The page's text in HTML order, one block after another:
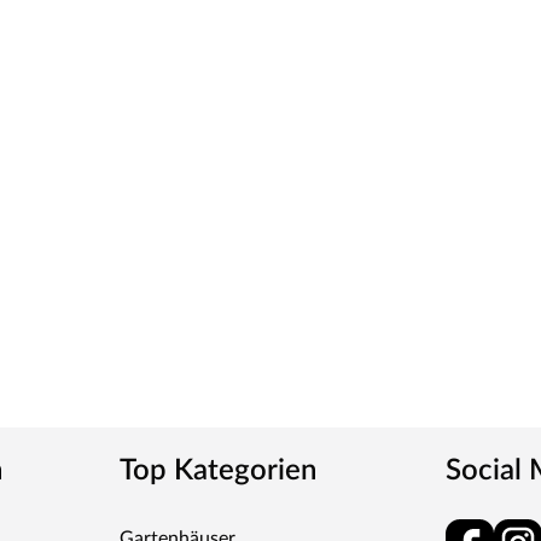
somit sehr robust und verleiht der Tür ein
Top Kategorien Social